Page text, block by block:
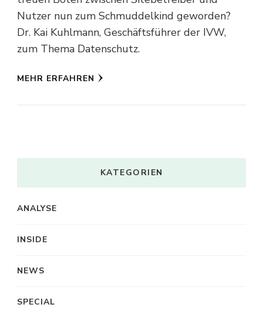
Nutzer nun zum Schmuddelkind geworden?
Dr. Kai Kuhlmann, Geschäftsführer der IVW,
zum Thema Datenschutz.
MEHR ERFAHREN
KATEGORIEN
ANALYSE
INSIDE
NEWS
SPECIAL